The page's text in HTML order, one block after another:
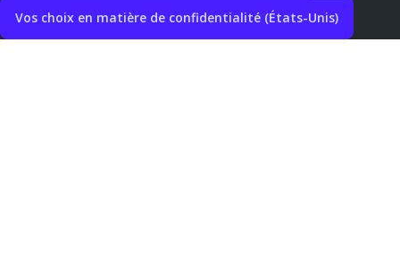
Vos choix en matière de confidentialité (États-Unis)